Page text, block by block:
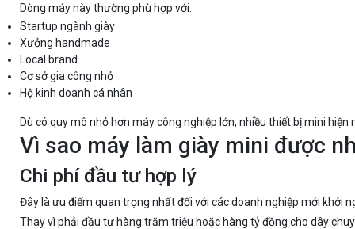
Dòng máy này thường phù hợp với:
Startup ngành giày
Xưởng handmade
Local brand
Cơ sở gia công nhỏ
Hộ kinh doanh cá nhân
Dù có quy mô nhỏ hơn máy công nghiệp lớn, nhiều thiết bị mini
Vì sao máy làm giày mini được
Chi phí đầu tư hợp lý
Đây là ưu điểm quan trọng nhất đối với các doanh nghiệp mới khởi
Thay vì phải đầu tư hàng trăm triệu hoặc hàng tỷ đồng cho dây